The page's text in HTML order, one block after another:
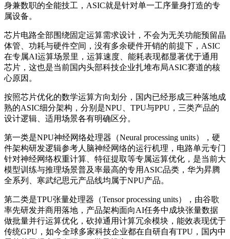
身兼数职的全能技工，ASIC就是针对单一工序量身打造的专
属设备。
芯片电路全部围绕固定运算需求设计，不会为无关功能预留晶
体管、功耗与硬件空间，没有多余硬件开销的前提下，ASIC
在专属AI运算场景里，运算速度、能耗表现都显著优于通用
芯片，这也是当前国内头部科技企业扎堆布局ASIC赛道的核
心原因。
按照芯片优化的数学运算方向划分，国内已经形成三种落地成
熟的ASIC细分架构，分别是NPU、TPU与PPU，三类产品的
设计逻辑、适用场景各有明确区分。
第一类是NPU神经网络处理器（Neural processing units），硬
件架构研发逻辑参考人脑神经网络的运行机理，电路单元专门
针对神经网络权重计算、特征提取等专属运算优化，是当前大
模型训练与推理场景普及率最高的专用ASIC品类，华为昇腾
全系列、寒武纪思元产品线均属于NPU产品。
第二类是TPU张量处理器（Tensor processing units），由谷歌
率先研发并商用落地，产品架构面向AI任务中成块张量数据
做批量并行运算优化，砍掉通用计算冗余模块，能效表现优于
传统GPU，如今全球多家科技企业都在自研自有TPU，国内中